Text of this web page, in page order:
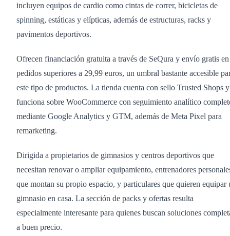
incluyen equipos de cardio como cintas de correr, bicicletas de
spinning, estáticas y elípticas, además de estructuras, racks y
pavimentos deportivos.
Ofrecen financiación gratuita a través de SeQura y envío gratis en
pedidos superiores a 29,99 euros, un umbral bastante accesible
este tipo de productos. La tienda cuenta con sello Trusted Shops y
funciona sobre WooCommerce con seguimiento analítico
mediante Google Analytics y GTM, además de Meta Pixel para
remarketing.
Dirigida a propietarios de gimnasios y centros deportivos que
necesitan renovar o ampliar equipamiento, entrenadores
que montan su propio espacio, y particulares que quieren equipar
gimnasio en casa. La sección de packs y ofertas resulta
especialmente interesante para quienes buscan soluciones
a buen precio.